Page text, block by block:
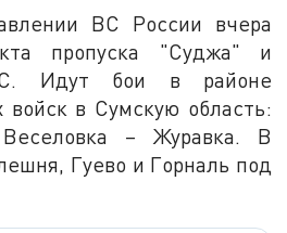
ВС России вчера
пропуска "Суджа" и
Идут бои в районе
войск в Сумскую область:
– Журавка. В
Гуево и Горналь под